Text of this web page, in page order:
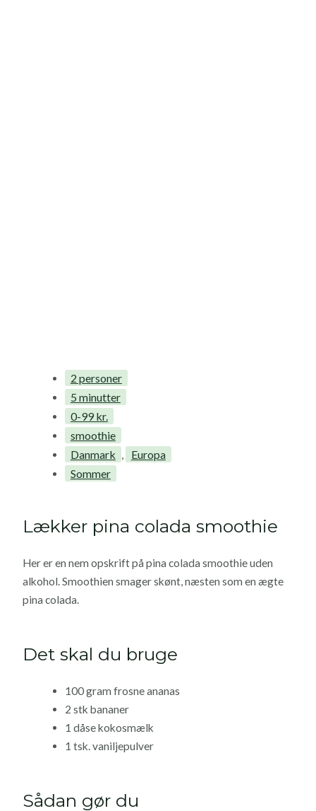
2 personer
5 minutter
0-99 kr.
smoothie
Danmark ,
Europa
Sommer
Lækker pina colada smoothie
Her er en nem opskrift på pina colada smoothie uden
alkohol. Smoothien smager skønt, næsten som en ægte
pina colada.
Det skal du bruge
100 gram frosne ananas
2 stk bananer
1 dåse kokosmælk
1 tsk. vaniljepulver
Sådan gør du